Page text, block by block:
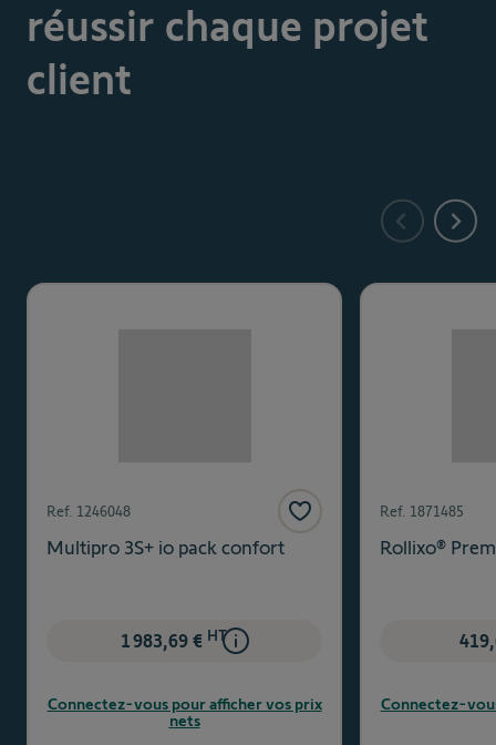
réussir chaque projet
client
Ref. 1246048
Multipro 3S+ io pack confort
1 983,69 € HT
Connectez-vous pour afficher vos prix
nets
Ref. 1871485
Rollixo®
Connectez-